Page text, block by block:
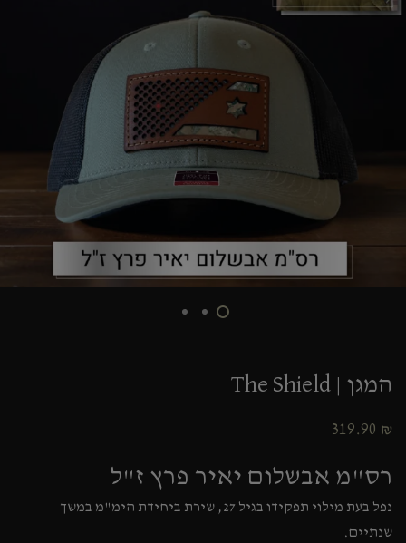
המגן | The Shield
319.90 ₪
רס"מ אבשלום יאיר פרץ ז"ל
נפל בעת מילוי תפקידו בגיל 27, שירת ביחידת הימ"מ במשך
שנתיים.